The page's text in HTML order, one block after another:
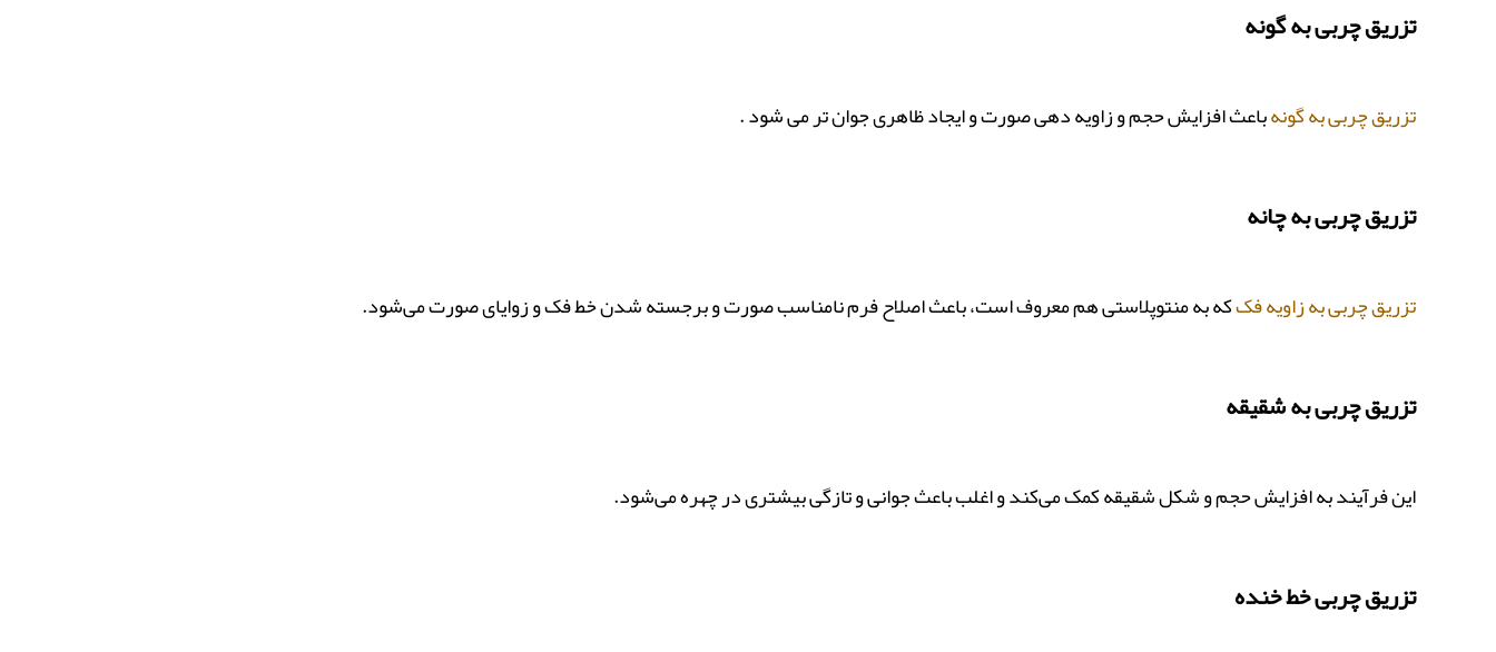
تزریق چربی به گونه
تزریق چربی به گونهباعث افزایش حجم و زاویه دهی صورت و ایجاد ظاهری جوان‌ تر می شود .
تزریق چربی به چانه
تزریق چربی به زاویه فککه به منتوپلاستی هم معروف است، باعث اصلاح فرم نامناسب صورت و برجسته شدن خط فک و زوایای صورت می‌شود.
تزریق چربی به شقیقه
این فرآیند به افزایش حجم و شکل شقیقه کمک می‌کند و اغلب باعث جوانی و تازگی بیشتری در چهره می‌شود.
تزریق چربی خط خنده